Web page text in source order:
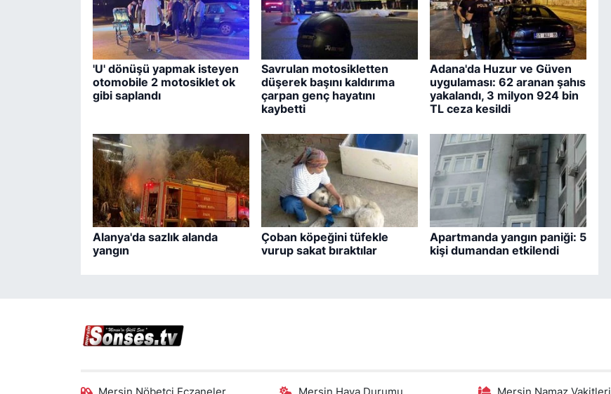
'U' dönüşü yapmak isteyen
otomobile 2 motosiklet ok
gibi saplandı
Savrulan motosikletten
düşerek başını kaldırıma
çarpan genç hayatını
kaybetti
Adana'da Huzur ve Güven
uygulaması: 62 aranan şahıs
yakalandı, 3 milyon 924 bin
TL ceza kesildi
Alanya'da sazlık alanda
yangın
Çoban köpeğini tüfekle
vurup sakat bıraktılar
Apartmanda yangın paniği: 5
kişi dumandan etkilendi